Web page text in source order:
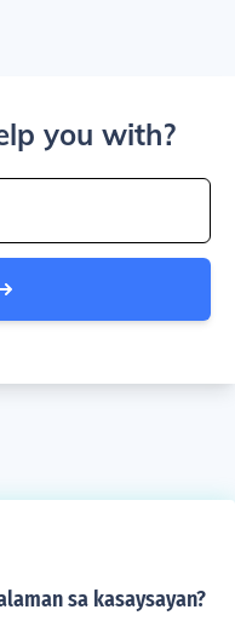
you with?
sa kasaysayan?